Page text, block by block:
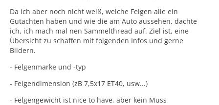
Da ich aber noch nicht weiß, welche Felgen alle ein
Gutachten haben und wie die am Auto aussehen, dachte
ich, ich mach mal nen Sammelthread auf. Ziel ist, eine
Übersicht zu schaffen mit folgenden Infos und gerne
Bildern.
- Felgenmarke und -typ
- Felgendimension (zB 7,5x17 ET40, usw...)
- Felgengewicht ist nice to have, aber kein Muss